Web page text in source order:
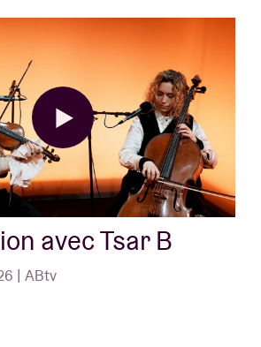
avec Tsar B
| ABtv